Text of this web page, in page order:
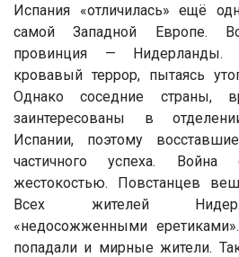
Испания «отличилась» ещё
самой Западной Европе.
провинция — Нидерланды.
кровавый террор, пытаясь
Однако соседние страны,
заинтересованы в
Испании, поэтому
частичного успеха. Война
жестокостью. Повстанцев
Всех жителей
«недосожженными
попадали и мирные жители.